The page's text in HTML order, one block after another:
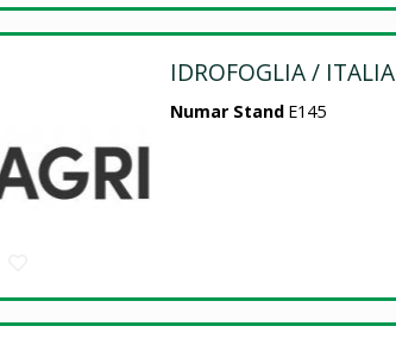
IDROFOGLIA / ITALIA
Numar Stand E145